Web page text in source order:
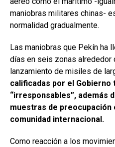
maniobras militares chinas-
normalidad gradualmente.
Las maniobras que Pekín ha
días en seis zonas alrededor
lanzamiento de misiles de
calificadas por el Gobierno
“irresponsables”, además
muestras de preocupación
comunidad internacional.
Como reacción a los